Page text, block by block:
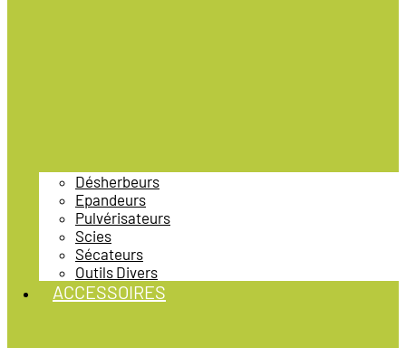
Désherbeurs
Epandeurs
Pulvérisateurs
Scies
Sécateurs
Outils Divers
ACCESSOIRES